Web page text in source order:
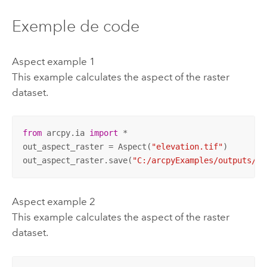
Exemple de code
Aspect example 1
This example calculates the aspect of the raster
dataset.
from arcpy.ia import *
out_aspect_raster = Aspect( "elevation.tif")
out_aspect_raster.save( "C:/arcpyExamples/outputs/
Aspect example 2
This example calculates the aspect of the raster
dataset.